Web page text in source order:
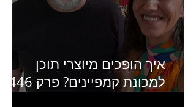
מנכ״לית Humanz ישראל
איך הופכים מיוצרי תוכן
למכונת קמפיינים? פרק 446